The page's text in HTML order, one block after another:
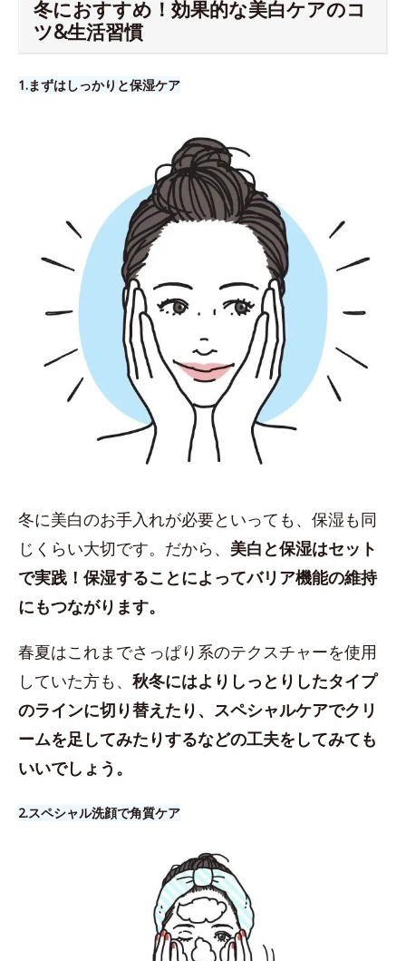
冬におすすめ！効果的な美白ケアのコ
ツ&生活習慣
1.​まずはしっかりと保湿ケア
冬に美白のお手入れが必要といっても、保湿も同
じくらい大切です。だから、 美白と保湿はセット
で実践！保湿することによってバリア機能の維持
にもつながります。
春夏はこれまでさっぱり系のテクスチャーを使用
していた方も、 秋冬にはよりしっとりしたタイプ
のラインに切り替えたり、スペシャルケアでクリ
ームを足してみたりするなどの工夫をしてみても
いいでしょう。
2.​スペシャル洗顔で角質ケア